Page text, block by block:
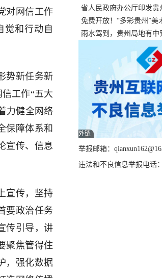
对网信工作
觉和行动自
势新任务新
工作“五大
力健全网络
保障体系和
宣传、信息
宣传，坚持
要政治任务
传引导，讲
聚焦管得住
，强化数据
色工厂
省人民政府办公厅印发
资工作实施细则
免费开放！“多彩贵州”
展，持续至1月19日
雨水驾到，贵州局地有中
外链
举报邮箱：
违法和不良信息举报电话